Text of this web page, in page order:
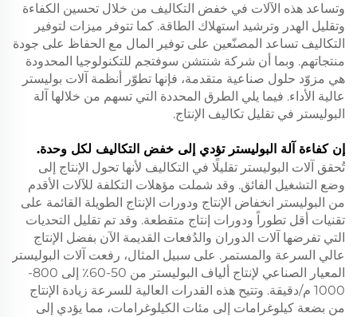
وتساعد هذه الآلات في خفض التكاليف من خلال تحسين الكفاءة
وتقليل الهدر وترشيد استهلاك الطاقة. كما تتوفر ميزات لتوفير
التكاليف تساعد المصنّعين على توفير المال مع الحفاظ على جودة
منتجاتهم. وبما أن شركة شنتشن سوفتجم للتكنولوجيا المحدودة
هي مزوّد حلول صناعية متقدمة، فإنها تطوّر أنظمة آلات بوليستر
عالية الأداء. فيما يلي الطرق المحددة التي تسهم من خلالها آلة
البوليستر في تقليل تكاليف الإنتاج.
إن كفاءة آلة البوليستر تؤدي إلى خفض التكاليف لكل وحدة.
تُحقق آلات البوليستر تقليلًا في التكاليف لأنها تحول الإنتاج إلى
وضع التشغيل الفائق. وقد شملت مؤهلات التكلفة للآلات الأقدم
من البوليستر انخفاض الإنتاج ودورات الإنتاج الطويلة القائمة على
تقنيات أقل تطوراً ودورات إنتاج متقطعة. وقد تم تقليل التحديات
التي تفرضها آلات الدوران والدُفعات القديمة الآن بفضل الإنتاج
عالي السرعة والمستمر. على سبيل المثال، رفعت آلات البوليستر
المعيار الصناعي لإنتاج ألياف البوليستر من 50-60٪ إلى 800-
1000 م/دقيقة. وتتيح هذه القدرات العالية للسرعة زيادة الإنتاج
من بضعة كيلوغرامات إلى مئات الكيلوغرامات، مما يؤدي إلى